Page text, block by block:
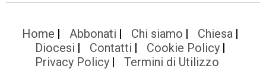
Home Abbonati Chi siamo
Chiesa
Diocesi
Contatti
Cookie Policy
Privacy Policy
Termini di Utilizzo